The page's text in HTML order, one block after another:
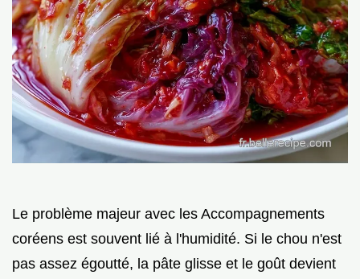
Le problème majeur avec les Accompagnements
coréens est souvent lié à l'humidité. Si le chou n'est
pas assez égoutté, la pâte glisse et le goût devient